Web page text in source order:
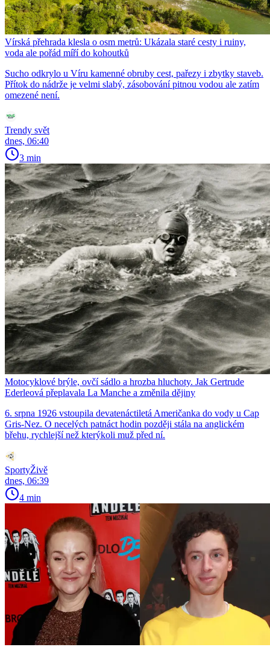
Vírská přehrada klesla o osm metrů: Ukázala staré cesty i ruiny,
voda ale pořád míří do kohoutků
Sucho odkrylo u Víru kamenné obruby cest, pařezy i zbytky staveb.
Přítok do nádrže je velmi slabý, zásobování pitnou vodou ale zatím
omezené není.
Trendy svět
dnes, 06:40
3 min
Motocyklové brýle, ovčí sádlo a hrozba hluchoty. Jak Gertrude
Ederleová přeplavala La Manche a změnila dějiny
6. srpna 1926 vstoupila devatenáctiletá Američanka do vody u Cap
Gris-Nez. O necelých patnáct hodin později stála na anglickém
břehu, rychlejší než kterýkoli muž před ní.
SportyŽivě
dnes, 06:39
4 min